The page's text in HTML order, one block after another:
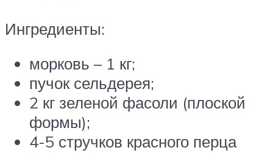
Ингредиенты:
морковь – 1 кг;
пучок сельдерея;
2 кг зеленой фасоли (плоской
формы);
4-5 стручков красного перца